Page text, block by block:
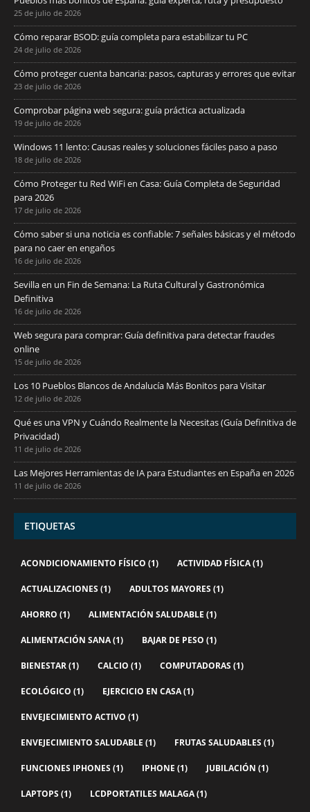
25 de julio de 2026
Cómo reparar BSOD: guía completa para estabilizar tu PC
24 de julio de 2026
Cómo proteger cuenta bancaria: pasos, capturas y errores que evitar
23 de julio de 2026
Comprobar página web segura: guía práctica actualizada
19 de julio de 2026
Windows 11 lento: Causas reales y soluciones fáciles paso a paso
18 de julio de 2026
Cómo Proteger tu Red WiFi en Casa: Guía Completa de Seguridad
para 2026
17 de julio de 2026
Cómo saber si una noticia es confiable: 7 señales básicas y el método
para no caer en engaños
16 de julio de 2026
Sevilla en un Fin de Semana: La Ruta Cultural y Gastronómica
Definitiva
16 de julio de 2026
Web segura para comprar: Guía definitiva para detectar fraudes
online
15 de julio de 2026
Los 10 Pueblos Blancos de Andalucía Más Bonitos para Visitar
12 de julio de 2026
Qué es una VPN y Cuándo Realmente la Necesitas (Guía Definitiva de
Privacidad)
11 de julio de 2026
Las Mejores Herramientas de IA para Estudiantes en España en 2026
11 de julio de 2026
ETIQUETAS
ACONDICIONAMIENTO FÍSICO (1) ACTIVIDAD FÍSICA(1)
ACTUALIZACIONES (1) ADULTOS MAYORES (1)
AHORRO (1) ALIMENTACIÓN SALUDABLE (1)
ALIMENTACIÓN SANA(1) BAJAR DE PESO (1)
BIENESTAR(1) CALCIO (1) COMPUTADORAS (1)
ECOLÓGICO (1) EJERCICIO EN CASA(1)
ENVEJECIMIENTO ACTIVO (1)
ENVEJECIMIENTO SALUDABLE (1) FRUTAS SALUDABLES (1)
FUNCIONES IPHONES (1) IPHONE (1) JUBILACIÓN (1)
LAPTOPS (1) LCDPORTATILES MALAGA(1)